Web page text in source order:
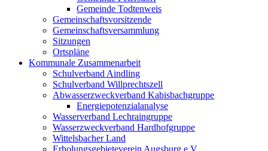
Gemeinde Todtenweis
Gemeinschaftsvorsitzende
Gemeinschaftsversammlung
Sitzungen
Ortspläne
Kommunale Zusammenarbeit
Schulverband Aindling
Schulverband Willprechtszell
Abwasserzweckverband Kabisbachgruppe
Energiepotenzialanalyse
Wasserverband Lechraingruppe
Wasserzweckverband Hardhofgruppe
Wittelsbacher Land
Erholungsgebieteverein Augsburg e.V.